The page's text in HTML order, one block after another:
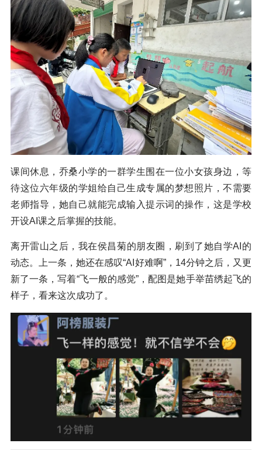
课间休息，乔桑小学的一群学生围在一位小女孩身边，等
待这位六年级的学姐给自己生成专属的梦想照片，不需要
老师指导，她自己就能完成输入提示词的操作，这是学校
开设AI课之后掌握的技能。
离开雷山之后，我在侯昌菊的朋友圈，刷到了她自学AI的
动态。上一条，她还在感叹“AI好难啊”，14分钟之后，又更
新了一条，写着“飞一般的感觉”，配图是她手举苗绣起飞的
样子，看来这次成功了。